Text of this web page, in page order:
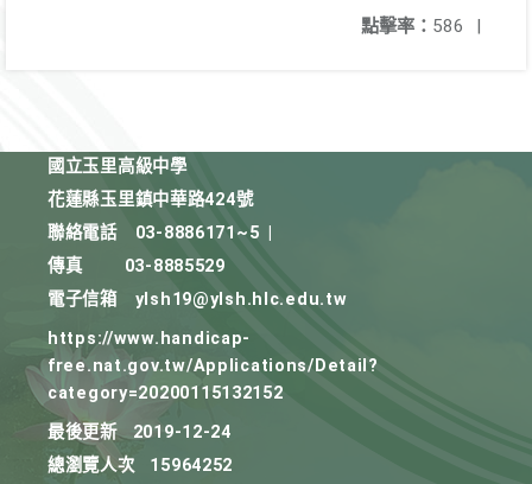
點擊率： 586 |
國立玉里高級中學
花蓮縣玉里鎮中華路424號
聯絡電話
03-8886171~5
傳真
03-8885529
電子信箱
ylsh19@ylsh.hlc.edu.tw
https://www.handicap-
free.nat.gov.tw/Applications/Detail?
category=20200115132152
最後更新
2019-12-24
總瀏覽人次
15964252